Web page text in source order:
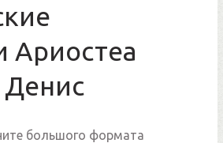
Ариостеа
Денис
большого формата